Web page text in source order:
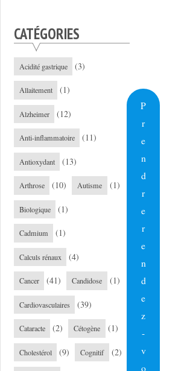
CATÉGORIES
Acidité gastrique (3)
Allaitement (1)
Alzheimer (12)
Anti-inflammatoire (11)
Antioxydant (13)
Arthrose (10) Autisme (1)
Biologique (1)
Cadmium (1)
Calculs rénaux (4)
Cancer (41) Candidose (1)
Cardiovasculaires (39)
Cataracte (2) Cétogène (1)
Cholestérol (9) Cognitif (2)
P
r
e
n
d
r
e
r
e
n
d
e
z
-
v
o